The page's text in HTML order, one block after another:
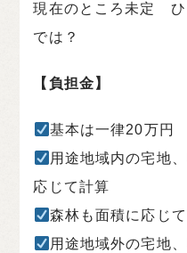
現在のところ未定 ひ
では？
【負担金】
基本は一律20万円
用途地域内の宅地
応じて計算
森林も面積に応じ
用途地域外の宅地